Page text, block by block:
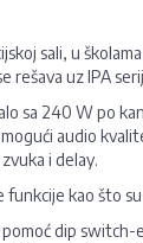
sali, u
uz IPA
sa 240 W po
audio
i delay.
funkcije kao što
dip